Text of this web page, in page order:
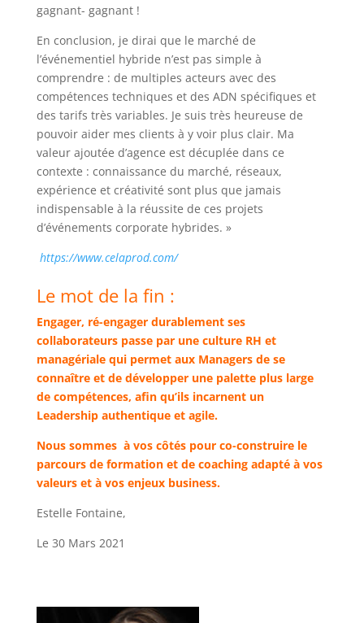
gagnant- gagnant !
En conclusion, je dirai que le marché de
l’événementiel hybride n’est pas simple à
comprendre : de multiples acteurs avec des
compétences techniques et des ADN spécifiques et
des tarifs très variables. Je suis très heureuse de
pouvoir aider mes clients à y voir plus clair. Ma
valeur ajoutée d’agence est décuplée dans ce
contexte : connaissance du marché, réseaux,
expérience et créativité sont plus que jamais
indispensable à la réussite de ces projets
d’événements corporate hybrides. »
https://www.celaprod.com/
Le mot de la fin :
Engager, ré-engager durablement ses
collaborateurs passe par une culture RH et
managériale qui permet aux Managers de se
connaître et de développer une palette plus large
de compétences, afin qu’ils incarnent un
Leadership authentique et agile.
Nous sommes à vos côtés pour co-construire le
parcours de formation et de coaching adapté à vos
valeurs et à vos enjeux business.
Estelle Fontaine,
Le 30 Mars 2021